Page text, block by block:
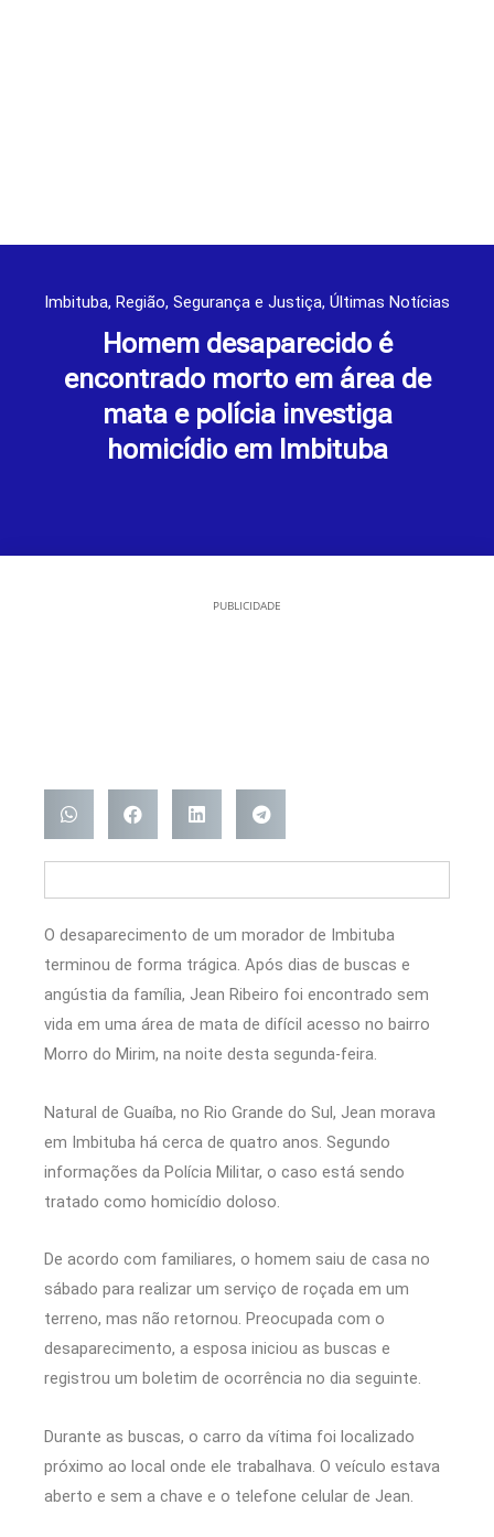
Imbituba, Região, Segurança e Justiça, Últimas Notícias
Homem desaparecido é
encontrado morto em área de
mata e polícia investiga
homicídio em Imbituba
PUBLICIDADE
O desaparecimento de um morador de Imbituba
terminou de forma trágica. Após dias de buscas e
angústia da família, Jean Ribeiro foi encontrado sem
vida em uma área de mata de difícil acesso no bairro
Morro do Mirim, na noite desta segunda-feira.
Natural de Guaíba, no Rio Grande do Sul, Jean morava
em Imbituba há cerca de quatro anos. Segundo
informações da Polícia Militar, o caso está sendo
tratado como homicídio doloso.
De acordo com familiares, o homem saiu de casa no
sábado para realizar um serviço de roçada em um
terreno, mas não retornou. Preocupada com o
desaparecimento, a esposa iniciou as buscas e
registrou um boletim de ocorrência no dia seguinte.
Durante as buscas, o carro da vítima foi localizado
próximo ao local onde ele trabalhava. O veículo estava
aberto e sem a chave e o telefone celular de Jean.